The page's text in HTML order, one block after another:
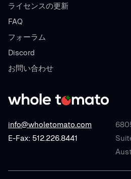
info@wholetomato.com
E-Fax: 512.226.8441
ライセンスの更新
FAQ
フォーラム
Discord
お問い合わせ